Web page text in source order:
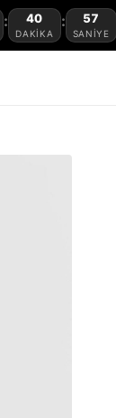
: 40
DAKIKA
: 56
SANIYE